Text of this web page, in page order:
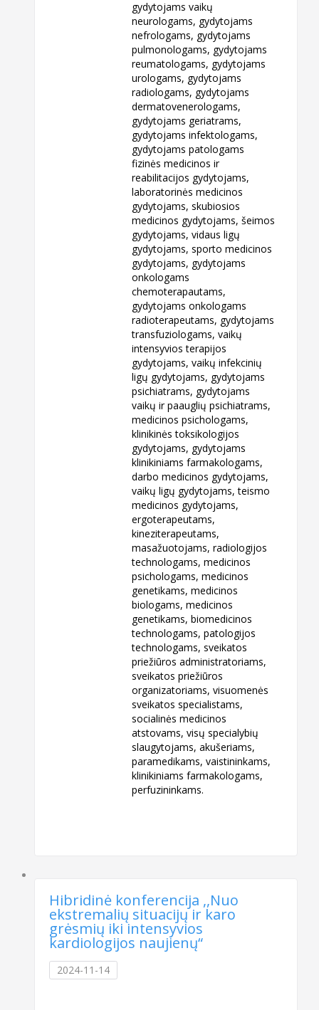
gydytojams vaikų
neurologams, gydytojams
nefrologams, gydytojams
pulmonologams, gydytojams
reumatologams, gydytojams
urologams, gydytojams
radiologams, gydytojams
dermatovenerologams,
gydytojams geriatrams,
gydytojams infektologams,
gydytojams patologams
fizinės medicinos ir
reabilitacijos gydytojams,
laboratorinės medicinos
gydytojams, skubiosios
medicinos gydytojams, šeimos
gydytojams, vidaus ligų
gydytojams, sporto medicinos
gydytojams, gydytojams
onkologams
chemoterapautams,
gydytojams onkologams
radioterapeutams, gydytojams
transfuziologams, vaikų
intensyvios terapijos
gydytojams, vaikų infekcinių
ligų gydytojams, gydytojams
psichiatrams, gydytojams
vaikų ir paauglių psichiatrams,
medicinos psichologams,
klinikinės toksikologijos
gydytojams, gydytojams
klinikiniams farmakologams,
darbo medicinos gydytojams,
vaikų ligų gydytojams, teismo
medicinos gydytojams,
ergoterapeutams,
kineziterapeutams,
masažuotojams, radiologijos
technologams, medicinos
psichologams, medicinos
genetikams, medicinos
biologams, medicinos
genetikams, biomedicinos
technologams, patologijos
technologams, sveikatos
priežiūros administratoriams,
sveikatos priežiūros
organizatoriams, visuomenės
sveikatos specialistams,
socialinės medicinos
atstovams, visų specialybių
slaugytojams, akušeriams,
paramedikams, vaistininkams,
klinikiniams farmakologams,
perfuzininkams.
Hibridinė konferencija ,,Nuo
ekstremalių situacijų ir karo
grėsmių iki intensyvios
kardiologijos naujienų“
2024-11-14